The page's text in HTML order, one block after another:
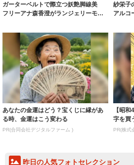
ガーターベルトで際立つ妖艶脚線美
フリーアナ森香澄がランジェリーモデ
紗栄子
アルコ
あなたの金運はどう？宝くじに縁があ
る時、金運はこう変わる
PR(合同会社デジタルファーム )
【昭
字を買
致」す
PR(株式
昨日の人気フォトセレクション